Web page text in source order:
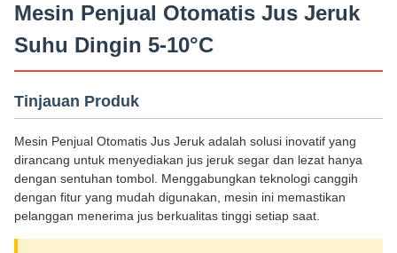
Mesin Penjual Otomatis Jus Jeruk
Suhu Dingin 5-10°C
Tinjauan Produk
Mesin Penjual Otomatis Jus Jeruk adalah solusi inovatif yang
dirancang untuk menyediakan jus jeruk segar dan lezat hanya
dengan sentuhan tombol. Menggabungkan teknologi canggih
dengan fitur yang mudah digunakan, mesin ini memastikan
pelanggan menerima jus berkualitas tinggi setiap saat.